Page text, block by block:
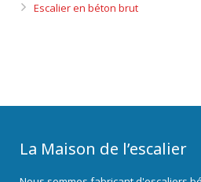
Escalier en béton brut
La Maison de l’escalier